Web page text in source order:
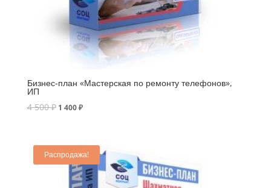
Бизнес-план «Мастерская по ремонту телефонов»,
ИП
4 500₽ 1 400₽
Распродажа!